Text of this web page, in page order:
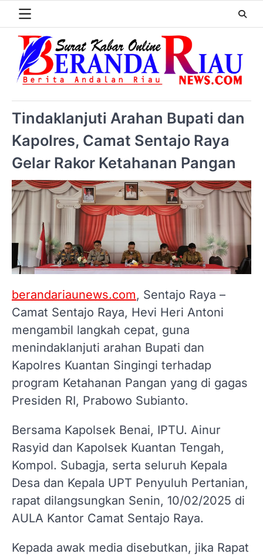
Tindaklanjuti Arahan Bupati dan
Kapolres, Camat Sentajo Raya
Gelar Rakor Ketahanan Pangan
berandariaunews.com, Sentajo Raya –
Camat Sentajo Raya, Hevi Heri Antoni
mengambil langkah cepat, guna
menindaklanjuti arahan Bupati dan
Kapolres Kuantan Singingi terhadap
program Ketahanan Pangan yang di gagas
Presiden RI, Prabowo Subianto.
Bersama Kapolsek Benai, IPTU. Ainur
Rasyid dan Kapolsek Kuantan Tengah,
Kompol. Subagja, serta seluruh Kepala
Desa dan Kepala UPT Penyuluh Pertanian,
rapat dilangsungkan Senin, 10/02/2025 di
AULA Kantor Camat Sentajo Raya.
Kepada awak media disebutkan, jika Rapat